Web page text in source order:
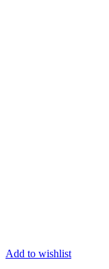
Add to wishlist